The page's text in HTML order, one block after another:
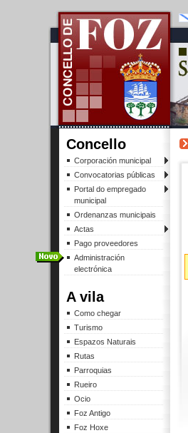
Concello
Corporación municipal
Convocatorias públicas
Portal do empregado
municipal
Ordenanzas municipais
Actas
Pago proveedores
Administración
electrónica
A vila
Como chegar
Turismo
Espazos Naturais
Rutas
Parroquias
Rueiro
Ocio
Foz Antigo
Foz Hoxe